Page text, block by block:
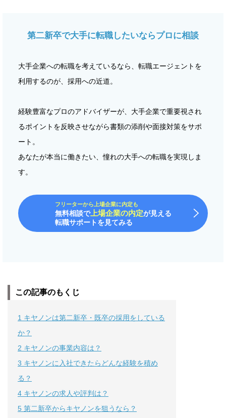
第二新卒で大手に転職したいならプロに相談
大手企業への転職を考えているなら、転職エージェントを
利用するのが、採用への近道。
経験豊富なプロのアドバイザーが、大手企業で重要視され
るポイントを反映させながら書類の添削や面接対策をサポ
ート。
あなたが本当に働きたい、憧れの大手への転職を実現しま
す。
フリーターから上場企業に内定も
無料相談で上場企業の内定が見える
転職サポートを見てみる
この記事のもくじ
1 キヤノンは第二新卒・既卒の採用をしている
か？
2 キヤノンの事業内容は？
3 キヤノンに入社できたらどんな経験を積め
る？
4 キヤノンの求人や評判は？
5 第二新卒からキヤノンを狙うなら？